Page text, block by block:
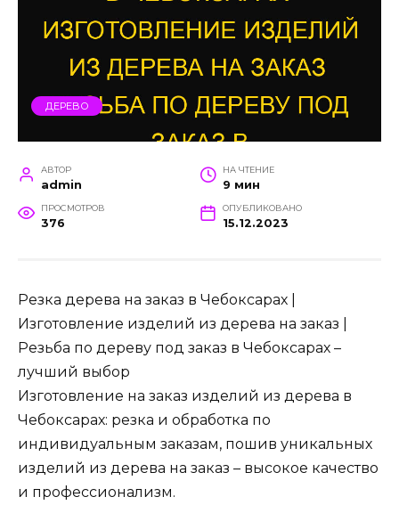
ДЕРЕВО
АВТОР
admin
НА ЧТЕНИЕ
9 мин
ПРОСМОТРОВ
376
ОПУБЛИКОВАНО
15.12.2023
Резка дерева на заказ в Чебоксарах |
Изготовление изделий из дерева на заказ |
Резьба по дереву под заказ в Чебоксарах –
лучший выбор
Изготовление на заказ изделий из дерева в
Чебоксарах: резка и обработка по
индивидуальным заказам, пошив уникальных
изделий из дерева на заказ – высокое качество
и профессионализм.